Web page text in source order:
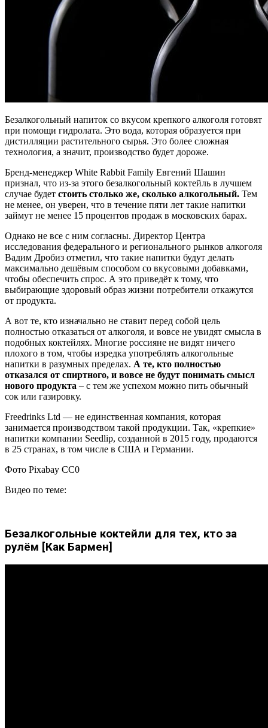
Безалкогольный напиток со вкусом крепкого алкоголя готовят
при помощи гидролата. Это вода, которая образуется при
дистилляции растительного сырья. Это более сложная
технология, а значит, производство будет дороже.
Бренд-менеджер White Rabbit Family Евгений Шашин
признал, что из-за этого безалкогольный коктейль в лучшем
случае будет стоить столько же, сколько алкогольный. Тем
не менее, он уверен, что в течение пяти лет такие напитки
займут не менее 15 процентов продаж в московских барах.
Однако не все с ним согласны. Директор Центра
исследования федерального и регионального рынков алкоголя
Вадим Дробиз отметил, что такие напитки будут делать
максимально дешёвым способом со вкусовыми добавками,
чтобы обеспечить спрос. А это приведёт к тому, что
выбирающие здоровый образ жизни потребители откажутся
от продукта.
А вот те, кто изначально не ставит перед собой цель
полностью отказаться от алкоголя, и вовсе не увидят смысла в
подобных коктейлях. Многие россияне не видят ничего
плохого в том, чтобы изредка употреблять алкогольные
напитки в разумных пределах. А те, кто полностью
отказался от спиртного, и вовсе не будут понимать смысл
нового продукта – с тем же успехом можно пить обычный
сок или газировку.
Freedrinks Ltd — не единственная компания, которая
занимается производством такой продукции. Так, «крепкие»
напитки компании Seedlip, созданной в 2015 году, продаются
в 25 странах, в том числе в США и Германии.
Фото Pixabay CC0
Видео по теме:
Безалкогольные коктейли для тех, кто за
рулём [Как Бармен]